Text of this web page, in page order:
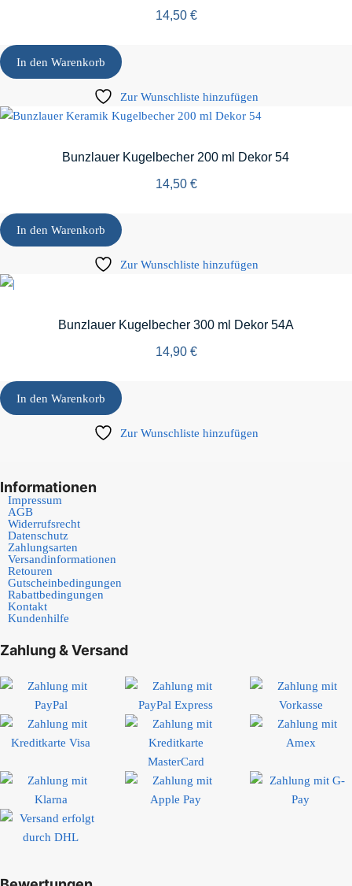
14,50 €
In den Warenkorb
Zur Wunschliste hinzufügen
Bunzlauer Kugelbecher 200 ml Dekor 54
14,50 €
In den Warenkorb
Zur Wunschliste hinzufügen
Bunzlauer Kugelbecher 300 ml Dekor 54A
14,90 €
In den Warenkorb
Zur Wunschliste hinzufügen
Informationen
Impressum
AGB
Widerrufsrecht
Datenschutz
Zahlungsarten
Versandinformationen
Retouren
Gutscheinbedingungen
Rabattbedingungen
Kontakt
Kundenhilfe
Zahlung & Versand